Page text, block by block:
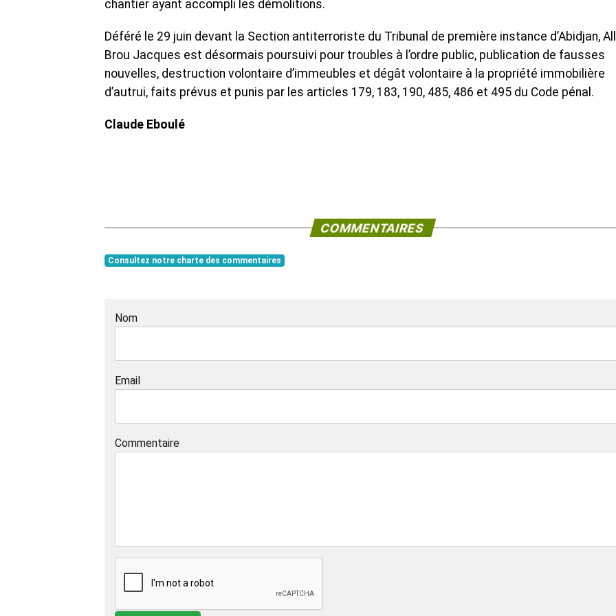
chantier ayant accompli les démolitions.
‎Déféré le 29 juin devant la Section antiterroriste du Tribunal de première instance d’Abidjan,
Brou Jacques est désormais poursuivi pour troubles à l’ordre public, publication de fausses
nouvelles, destruction volontaire d’immeubles et dégât volontaire à la propriété immobilière
d’autrui, faits prévus et punis par les articles 179, 183, 190, 485, 486 et 495 du Code pénal.
‎Claude Eboulé
COMMENTAIRES
Consultez notre charte des commentaires
Nom
Email
Commentaire